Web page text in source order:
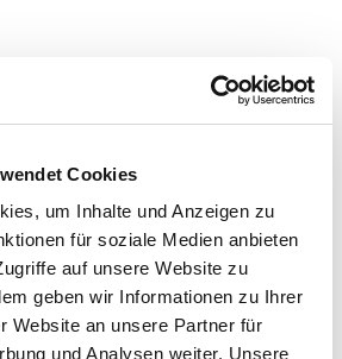
Cookies
um Inhalte und Anzeigen zu
für soziale Medien anbieten
auf unsere Website zu
geben wir Informationen zu Ihrer
Website an unsere Partner für
und Analysen weiter. Unsere
Krinner Hof